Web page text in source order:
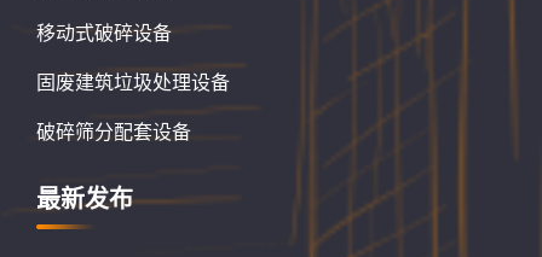
移动式破碎设备
固废建筑垃圾处理设备
破碎筛分配套设备
最新发布